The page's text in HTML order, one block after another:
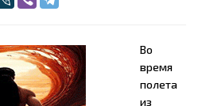
Во
время
полета
из